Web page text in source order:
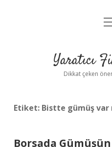
Yasal
Yaratıcı
Dikkat çeken
Etiket: Bistte gümüş var
Borsada